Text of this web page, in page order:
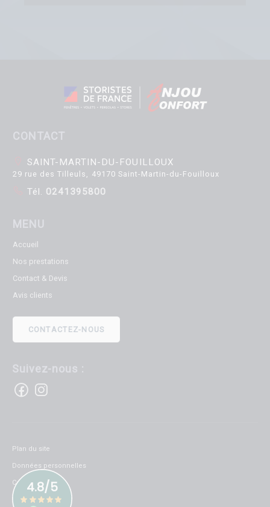
CONTACT
SAINT-MARTIN-DU-FOUILLOUX
29 rue des Tilleuls, 49170 Saint-Martin-du-Fouilloux
Tél. 0241395800
MENU
Accueil
Nos prestations
Contact & Devis
Avis clients
CONTACTEZ-NOUS
Suivez-nous :
Plan du site
Données personnelles
Cookies
Mentions légales